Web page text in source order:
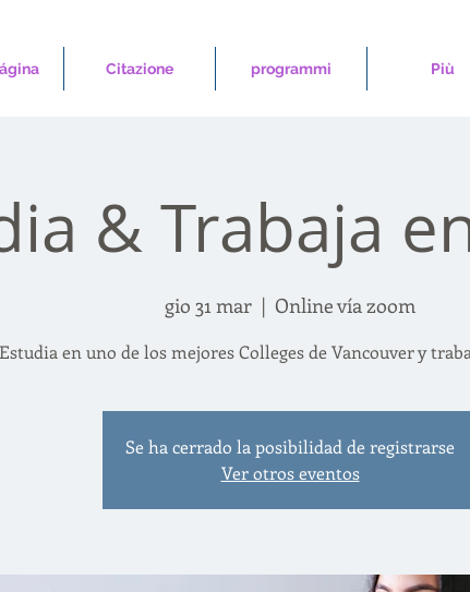
Citazione programmi Più
& Trabaja
gio 31 mar
  |
Online vía zoom
Estudia en uno de los mejores Colleges de Vancouver y
Se ha cerrado la posibilidad de registrarse
Ver otros eventos